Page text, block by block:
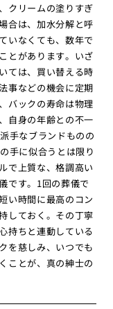
クリームの塗りすぎ
合は、加水分解と呼
いなくても、数年で
とがあります。いざ
ては、買い替える時
事などの機会に定期
バックの寿命は物理
自身の年齢との不一
手なブランドものの
手に似合うとは限り
で上質な、格調高い
です。1回の葬儀で
い時間に最高のコン
しておく。その丁寧
持ちと連動している
を慈しみ、いつでも
ことが、真の紳士の